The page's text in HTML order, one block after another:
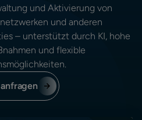
und Aktivierung von
und anderen
– unterstützt durch KI, hohe
und flexible